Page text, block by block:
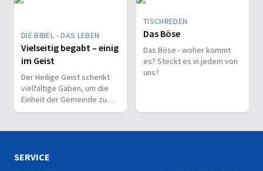
DIE BIBEL - DAS LEBEN
Vielseitig begabt – einig
im Geist
Der Heilige Geist schenkt
vielfältige Gaben, um die
Einheit der Gemeinde zu
stärken und sie zu
Menschen zu bekennen.
TISCHREDEN
Das Böse
Das Böse - woher kommt
es? Steckt es in jedem von
uns?
SERVICE